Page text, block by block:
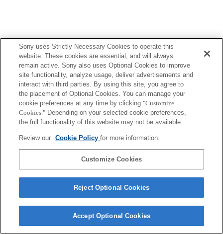
ご利用条件 プライバシーポリシー
Copyright 2026 Sony Corporation
Sony uses Strictly Necessary Cookies to operate this
website. These cookies are essential, and will always
remain active. Sony also uses Optional Cookies to improve
site functionality, analyze usage, deliver advertisements and
interact with third parties. By using this site, you agree to
the placement of Optional Cookies. You can manage your
cookie preferences at any time by clicking "Customize
Cookies." Depending on your selected cookie preferences,
the full functionality of this website may not be available.
Review our Cookie Policyfor more information.
Customize Cookies
Reject Optional Cookies
Accept Optional Cookies